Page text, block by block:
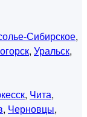
Сибирское,
, Уральск,
, Чита,
, Черновцы,